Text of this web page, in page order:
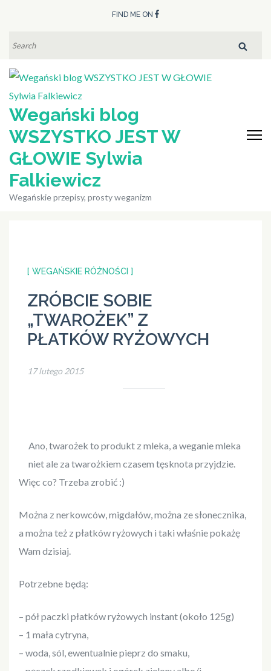
content
(Press
Enter)
FIND ME ON
Wegański blog
WSZYSTKO JEST W
GŁOWIE Sylwia
Falkiewicz
Wegańskie przepisy, prosty weganizm
[ WEGAŃSKIE RÓŻNOŚCI ]
ZRÓBCIE SOBIE
„TWAROŻEK” Z
PŁATKÓW RYŻOWYCH
17 lutego 2015
Ano, twarożek to produkt z mleka, a weganie mleka
niet ale za twarożkiem czasem tęsknota przyjdzie.
Więc co? Trzeba zrobić :)
Można z nerkowców, migdałów, można ze słonecznika,
a można też z płatków ryżowych i taki właśnie pokażę
Wam dzisiaj.
Potrzebne będą:
– pół paczki płatków ryżowych instant (około 125g)
– 1 mała cytryna,
– woda, sól, ewentualnie pieprz do smaku,